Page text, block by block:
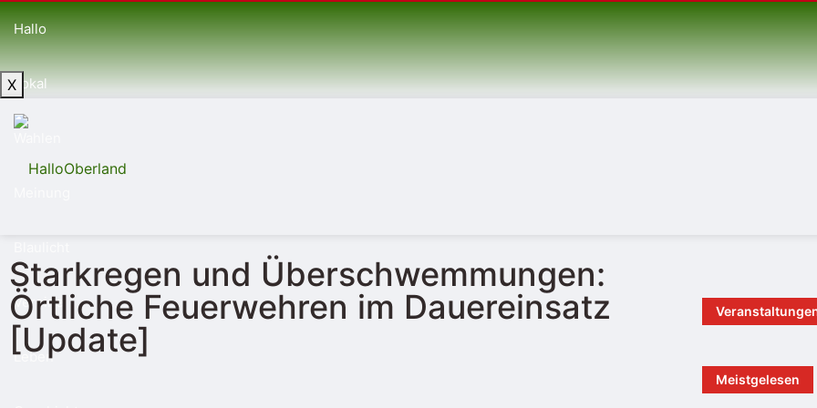
Hallo
Lokal
Vereine
Leben
X
Starkregen und Überschwemmungen:
Örtliche Feuerwehren im Dauereinsatz
[Update]
Meistgelesen